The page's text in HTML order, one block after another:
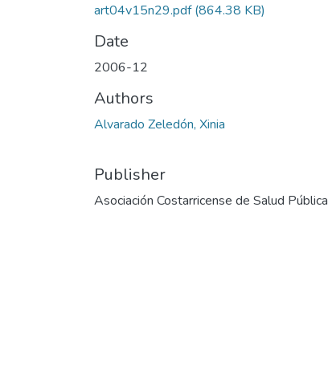
art04v15n29.pdf(864.38 KB)
Date
2006-12
Authors
Alvarado Zeledón, Xinia
Publisher
Asociación Costarricense de Salud Pública